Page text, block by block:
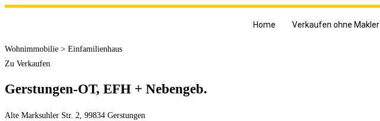
Home Verkaufen ohne Makler
Wohnimmobilie > Einfamilienhaus
Zu Verkaufen
Gerstungen-OT, EFH + Nebengeb.
Alte Marksuhler Str. 2, 99834 Gerstungen